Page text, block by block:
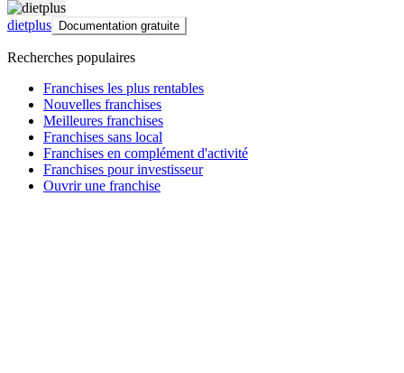
dietplus Documentation gratuite
Recherches populaires
Franchises les plus rentables
Nouvelles franchises
Meilleures franchises
Franchises sans local
Franchises en complément d'activité
Franchises pour investisseur
Ouvrir une franchise